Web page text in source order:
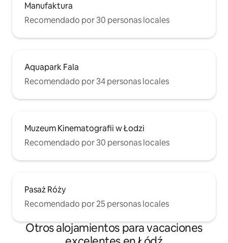
Manufaktura
Recomendado por 30 personas locales
Aquapark Fala
Recomendado por 34 personas locales
Muzeum Kinematografii w Łodzi
Recomendado por 30 personas locales
Pasaż Róży
Recomendado por 25 personas locales
Otros alojamientos para vacaciones